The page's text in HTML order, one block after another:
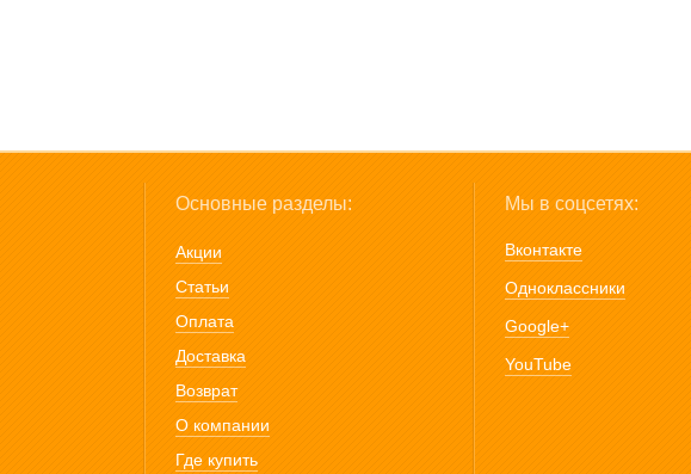
Основные разделы:
Акции
Статьи
Оплата
Доставка
Возврат
О компании
Где купить
Мы в соцсетях:
Вконтакте
Одноклассники
Google+
YouTube